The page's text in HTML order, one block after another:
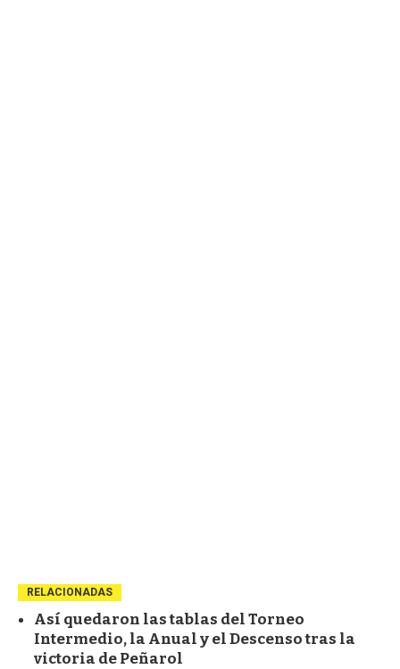
RELACIONADAS
Así quedaron las tablas del Torneo
Intermedio, la Anual y el Descenso tras la
victoria de Peñarol